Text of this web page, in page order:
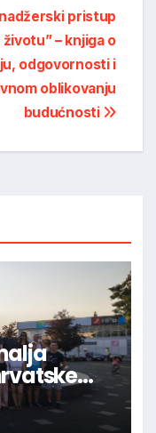
pristup
životu” – knjiga o
odgovornosti i
oblikovanju
budućnosti